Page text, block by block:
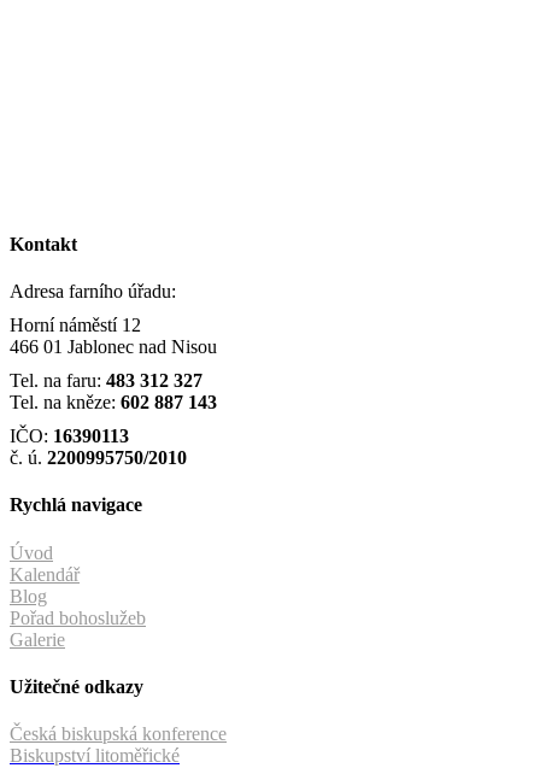
Kontakt
Adresa farního úřadu:
Horní náměstí 12
466 01 Jablonec nad Nisou
Tel. na faru: 483 312 327
Tel. na kněze: 602 887 143
IČO: 16390113
č. ú. 2200995750/2010
Rychlá navigace
Úvod
Kalendář
Blog
Pořad bohoslužeb
Galerie
Užitečné odkazy
Česká biskupská konference
Biskupství litoměřické